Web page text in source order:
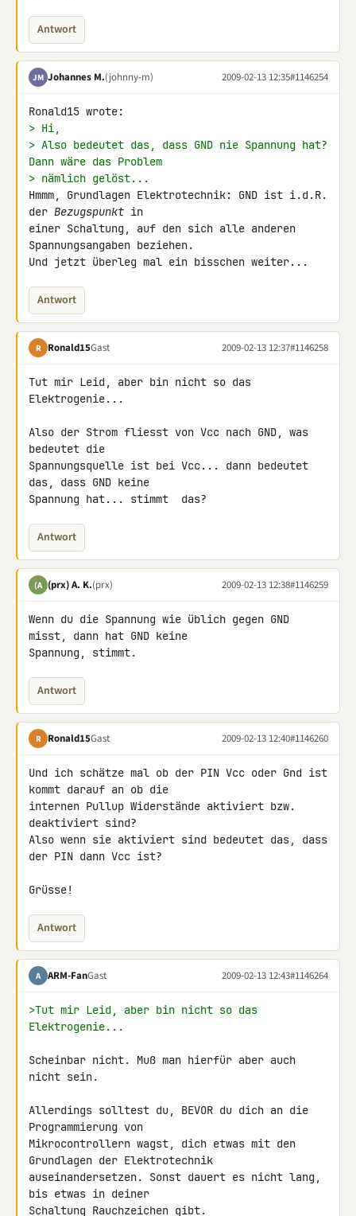
Antwort
JM Johannes M.(johnny-m) 2009-02-13 12:35#1146254
> Hi,
> Also bedeutet das, dass GND nie Spannung hat?
Dann wäre das Problem
> nämlich gelöst...
Hmmm, Grundlagen Elektrotechnik: GND ist i.d.R.
der Bezugspunkt in
einer Schaltung, auf den sich alle anderen
Spannungsangaben beziehen.
Und jetzt überleg mal ein bisschen weiter...
Antwort
R Ronald15Gast 2009-02-13 12:37#1146258
Tut mir Leid, aber bin nicht so das
Elektrogenie...
Also der Strom fliesst von Vcc nach GND, was
bedeutet die
Spannungsquelle ist bei Vcc... dann bedeutet
das, dass GND keine
Spannung hat... stimmt  das?
Antwort
(A (prx) A. K.(prx) 2009-02-13 12:38#1146259
Wenn du die Spannung wie üblich gegen GND
misst, dann hat GND keine
Spannung, stimmt.
Antwort
R Ronald15Gast 2009-02-13 12:40#1146260
Und ich schätze mal ob der PIN Vcc oder Gnd ist
kommt darauf an ob die
internen Pullup Widerstände aktiviert bzw.
deaktiviert sind?
Also wenn sie aktiviert sind bedeutet das, dass
der PIN dann Vcc ist?
Grüsse!
Antwort
A ARM-FanGast 2009-02-13 12:43#1146264
>Tut mir Leid, aber bin nicht so das
Elektrogenie...
Scheinbar nicht. Muß man hierfür aber auch
nicht sein.
Allerdings solltest du, BEVOR du dich an die
Programmierung von
Mikrocontrollern wagst, dich etwas mit den
Grundlagen der Elektrotechnik
auseinandersetzen. Sonst dauert es nicht lang,
bis etwas in deiner
Schaltung Rauchzeichen gibt.